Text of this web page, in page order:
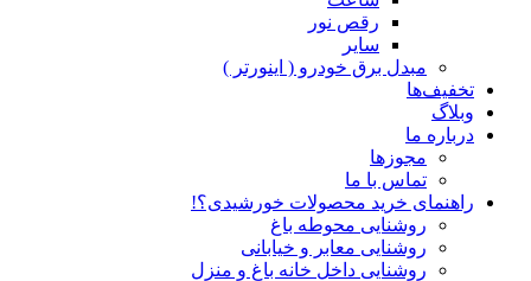
رقص نور
سایر
مبدل برق خودرو ( اینورتر )
تخفیف‌ها
وبلاگ
درباره ما
مجوزها
تماس با ما
راهنمای خرید محصولات خورشیدی؟!
روشنایی محوطه باغ
روشنایی معابر و خیابانی
روشنایی داخل خانه باغ و منزل